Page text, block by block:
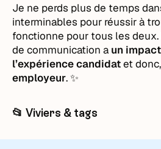
Je ne perds plus de temps
interminables pour réussir à
fonctionne pour tous les
de communication aun
l’expérience candidatet
employeur. ✨
📂 Viviers & tags